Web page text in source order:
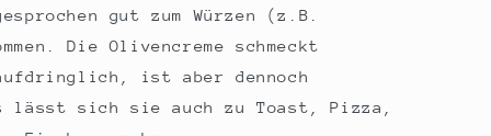
gut zum Würzen (z.B.
Die Olivencreme schmeckt
ist aber dennoch
lässt sich sie auch zu Toast, Pizza,